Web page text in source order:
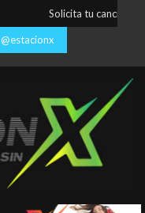
Solicita tu canción
@estacionx